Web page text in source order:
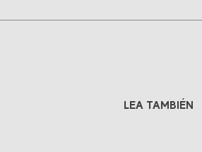
LEA TAMBIÉN